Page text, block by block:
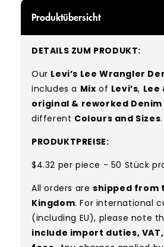
Produktübersicht
DETAILS ZUM PRODUKT:
Our Levi’s Lee Wrangler
includes a Mix of Levi’s, Lee
original & reworked Denim
different Colours and Sizes.
PRODUKTPREISE:
$4.32 per piece - 50 Stück
All orders are shipped from
Kingdom. For international
(including EU), please note
include import duties,